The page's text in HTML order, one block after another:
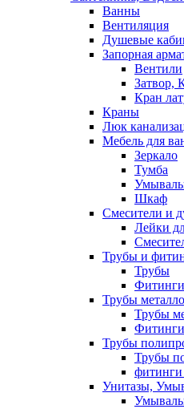
Ванны
Вентиляция
Душевые
Запорная
Вентили
Затвор,
Кран
Краны
Люк
Мебель для
Зеркало
Тумба
Шкаф
Смесители и
Лейки
Трубы и
Трубы
Фитинги
Трубы
Трубы
Фитинги
Трубы
Трубы
фитинги
Унитазы,